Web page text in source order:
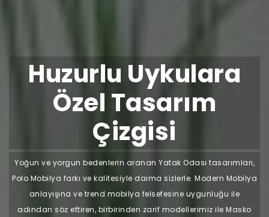
Huzurlu Uykulara
Özel Tasarım
Çizgisi
Yoğun ve yorgun bedenlerin aranan Yatak Odası tasarımları,
Polo Mobilya farkı ve kalitesiyle daima sizlerle. Modern Mobilya
anlayışına ve trend mobilya felsefesine uygunluğu ile
adından söz ettiren, birbirinden zarif modellerimiz ile Masko